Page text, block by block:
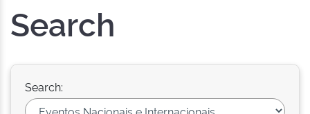
Search
Search: